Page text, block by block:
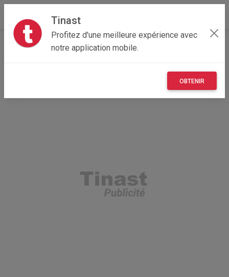
Tinast
Profitez d'une meilleure expérience avec
notre application mobile.
OBTENIR
Accueil Recherche Grand Est